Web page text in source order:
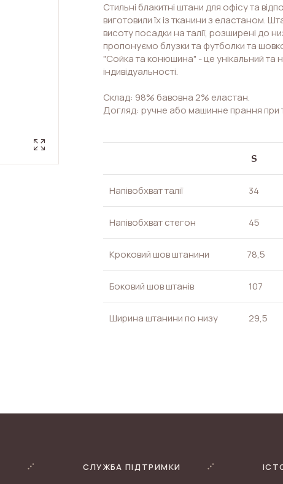
Стильні блакитні штани для офісу та
виготовили їх із тканини з еластаном.
висоту посадки на талії, розширені до
пропонуємо блузки та футболки та
"Сойка та конюшина" - це унікальний та
індивідуальності.
Склад: 98% бавовна 2% еластан.
Догляд: ручне або машинне прання при
S
Напівобхват талії 34
Напівобхват стегон 45
Кроковий шов штанини 78,5
Боковий шов штанів 107
Ширина штанини по низу 29,5
СЛУЖБА ПІДТРИМКИ